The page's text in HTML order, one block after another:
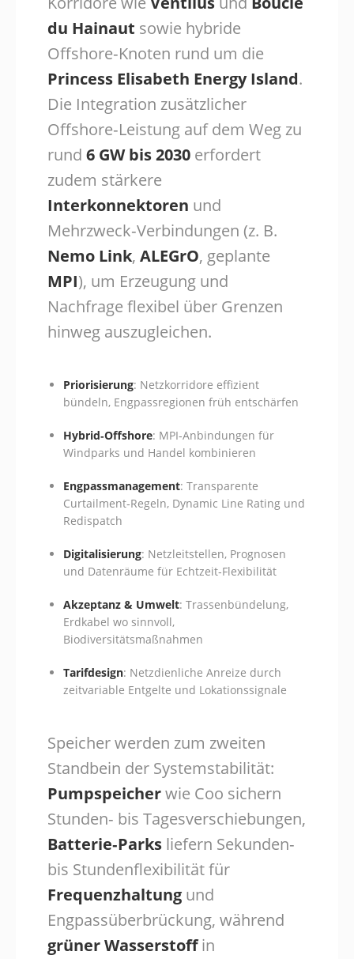
du Hainaut sowie hybride
Offshore‑Knoten rund um die
Princess Elisabeth Energy Island.
Die Integration zusätzlicher
Offshore‑Leistung auf dem Weg zu
rund 6 GW bis 2030 erfordert
zudem stärkere
Interkonnektoren und
Mehrzweck‑Verbindungen (z. B.
Nemo Link, ALEGrO, geplante
MPI), um Erzeugung und
Nachfrage flexibel über Grenzen
hinweg auszugleichen.
Priorisierung: Netzkorridore effizient
bündeln, Engpassregionen früh entschärfen
Hybrid‑Offshore: MPI‑Anbindungen für
Windparks und Handel kombinieren
Engpassmanagement: Transparente
Curtailment‑Regeln, Dynamic Line Rating und
Redispatch
Digitalisierung: Netzleitstellen, Prognosen
und Datenräume für Echtzeit‑Flexibilität
Akzeptanz & Umwelt: Trassenbündelung,
Erdkabel wo sinnvoll,
Biodiversitätsmaßnahmen
Tarifdesign: Netzdienliche Anreize durch
zeitvariable Entgelte und Lokationssignale
Speicher werden zum zweiten
Standbein der Systemstabilität:
Pumpspeicherwie Coo sichern
Stunden‑ bis Tagesverschiebungen,
Batterie‑Parks liefern Sekunden‑
bis Stundenflexibilität für
Frequenzhaltung und
Engpassüberbrückung, während
grüner Wasserstoffin